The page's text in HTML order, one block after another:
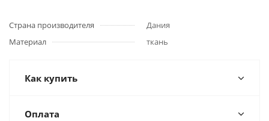
Страна производителя
Дания
Материал
ткань
Как купить
Оплата